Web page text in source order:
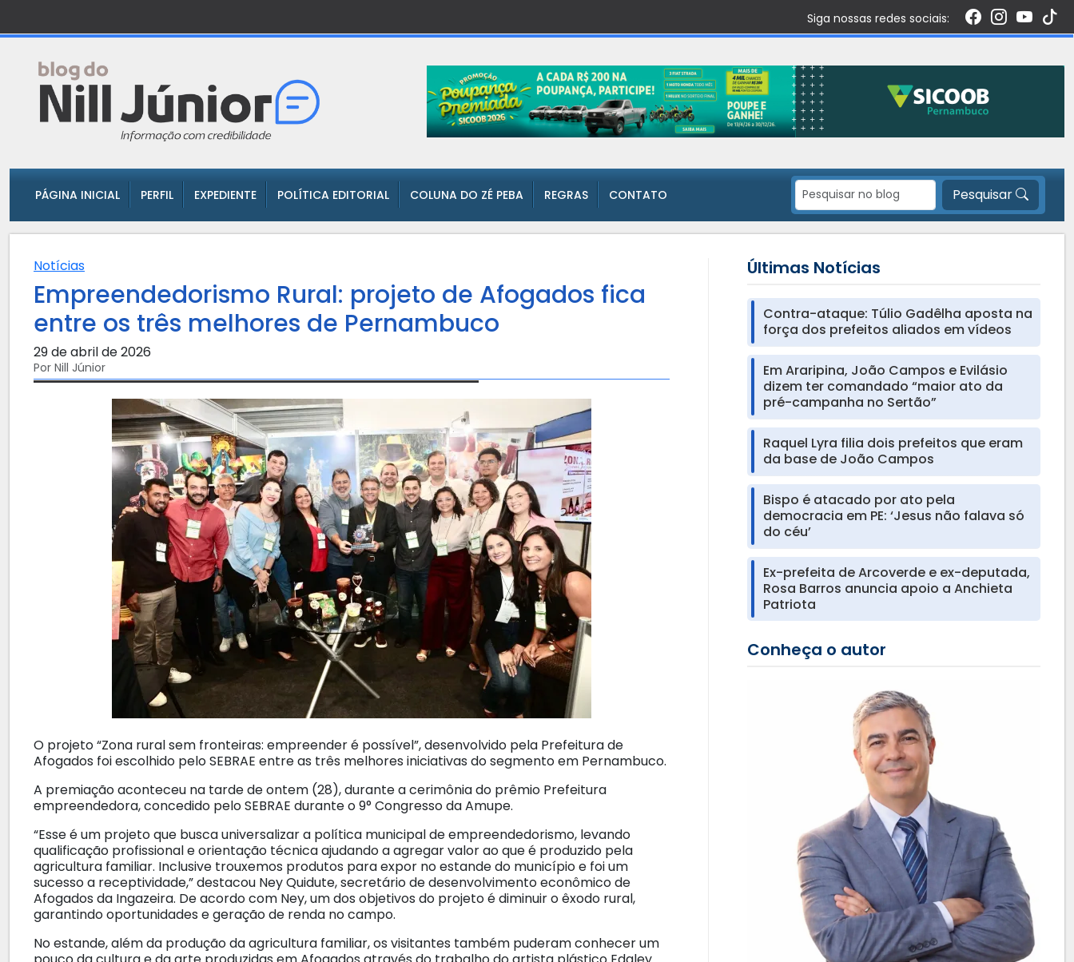
Siga nossas redes sociais:
PÁGINA INICIAL PERFIL EXPEDIENTE POLÍTICA EDITORIAL COLUNA DO ZÉ PEBA REGRAS CONTATO Pesquisar
Notícias
Empreendedorismo Rural: projeto de Afogados fica
entre os três melhores de Pernambuco
29 de abril de 2026
Por Nill Júnior
O projeto “Zona rural sem fronteiras: empreender é possível”, desenvolvido pela Prefeitura de
Afogados foi escolhido pelo SEBRAE entre as três melhores iniciativas do segmento em Pernambuco.
A premiação aconteceu na tarde de ontem (28), durante a cerimônia do prêmio Prefeitura
empreendedora, concedido pelo SEBRAE durante o 9° Congresso da Amupe.
“Esse é um projeto que busca universalizar a política municipal de empreendedorismo, levando
qualificação profissional e orientação técnica ajudando a agregar valor ao que é produzido pela
agricultura familiar. Inclusive trouxemos produtos para expor no estande do município e foi um
sucesso a receptividade,” destacou Ney Quidute, secretário de desenvolvimento econômico de
Afogados da Ingazeira. De acordo com Ney, um dos objetivos do projeto é diminuir o êxodo rural,
garantindo oportunidades e geração de renda no campo.
No estande, além da produção da agricultura familiar, os visitantes também puderam conhecer um
Últimas Notícias
Contra-ataque: Túlio Gadêlha aposta na
força dos prefeitos aliados em vídeos
Em Araripina, João Campos e Evilásio
dizem ter comandado “maior ato da
pré-campanha no Sertão”
Raquel Lyra filia dois prefeitos que eram
da base de João Campos
Bispo é atacado por ato pela
democracia em PE: ‘Jesus não falava só
do céu’
Ex-prefeita de Arcoverde e ex-deputada,
Rosa Barros anuncia apoio a Anchieta
Patriota
Conheça o autor